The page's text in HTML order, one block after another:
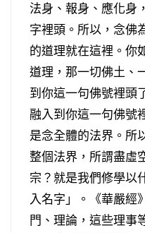
法身、報身、應化身
字裡頭。所以，念佛
的道理就在這裡。你
道理，那一切佛土、
到你這一句佛號裡頭
融入到你這一句佛號
是念全體的法界。所
整個法界，所謂盡虛
宗？就是我們修學以
入名字」。《華嚴經
門、理論，這些理事